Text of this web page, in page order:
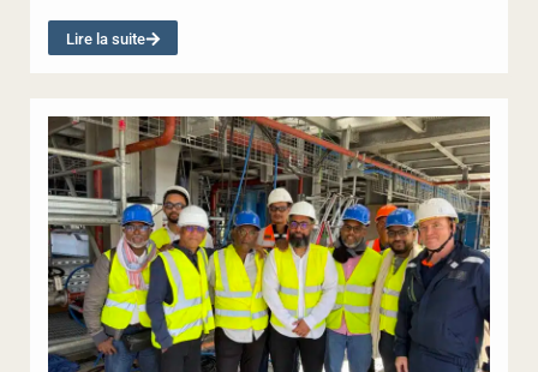
Lire la suite